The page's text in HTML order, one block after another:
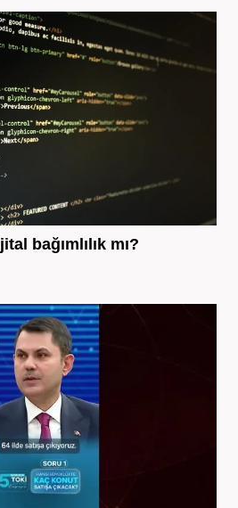
bağımlılık mı?